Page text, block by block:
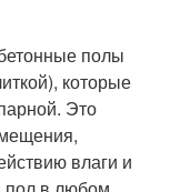
полы
которые
Это
влаги и